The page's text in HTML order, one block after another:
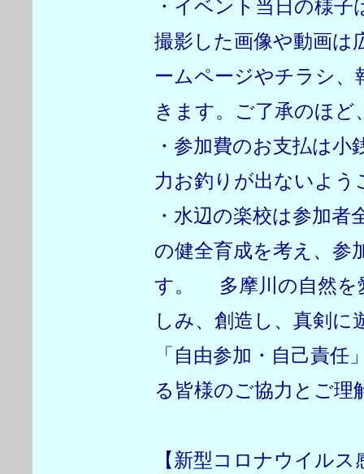
・イベント当日の様
撮影した画像や動画は
ームページやチラシ
きます。ご了承のほ
・参加費のお支払は
力お釣りが出ないよう
・水辺の楽校は参加
の健全育成を考え、参
す。 多摩川の自然を
しみ、創造し、真剣
「自由参加・自己責
る皆様のご協力とご理
【新型コロナウイル